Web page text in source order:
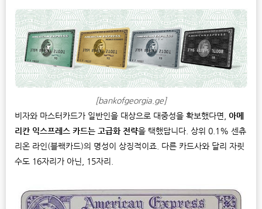
[bankofgeorgia.ge]
비자와 마스터카드가 일반인을 대상으로 대중성을 확보했다면, 아메
리칸 익스프레스 카드는 고급화 전략을 택했답니다. 상위 0.1% 센츄
리온 라인(블랙카드)의 명성이 상징적이죠. 다른 카드사와 달리 자릿
수도 16자리가 아닌, 15자리.